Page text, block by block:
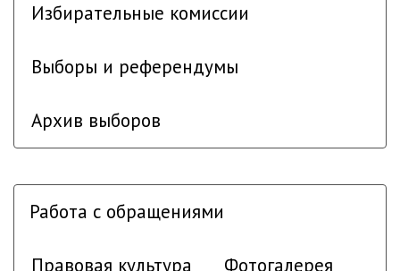
Избирательные комиссии
Выборы и референдумы
Архив выборов
Работа с обращениями
Правовая культура Фотогалерея